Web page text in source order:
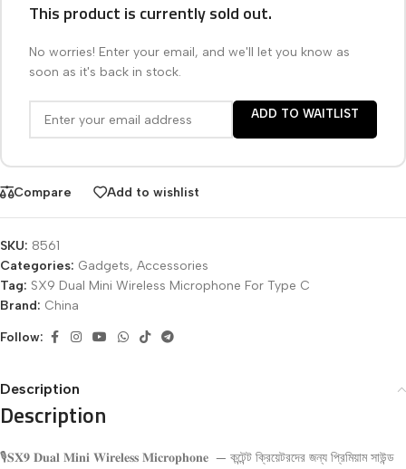
This product is currently sold out.
No worries! Enter your email, and we'll let you know as
soon as it's back in stock.
ADD TO WAITLIST
Compare Add to wishlist
SKU: 8561
Categories: Gadgets, Accessories
Tag: SX9 Dual Mini Wireless Microphone For Type C
Brand: China
Follow:
Description
Description
🎙𝐒𝐗𝟗 𝐃𝐮𝐚𝐥 𝐌𝐢𝐧𝐢 𝐖𝐢𝐫𝐞𝐥𝐞𝐬𝐬 𝐌𝐢𝐜𝐫𝐨𝐩𝐡𝐨𝐧𝐞 — কন্টেন্ট ক্রিয়েটরদের জন্য প্রিমিয়াম সাউন্ড